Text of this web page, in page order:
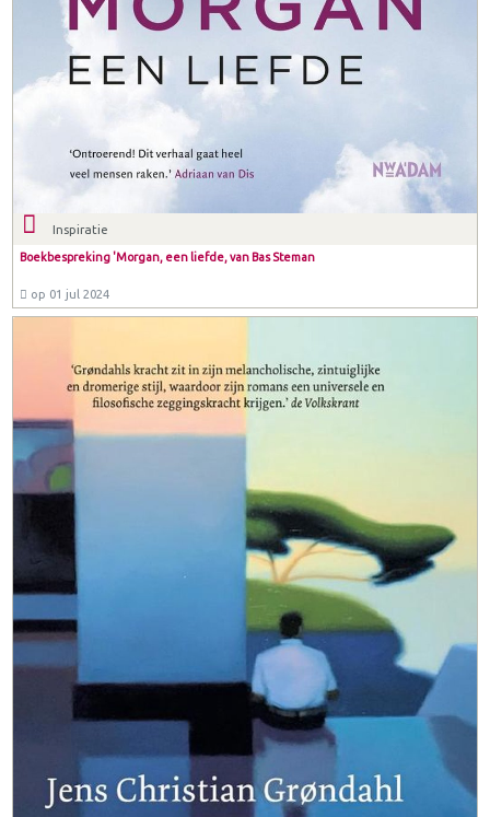
Inspiratie
Boekbespreking 'Morgan, een liefde, van Bas Steman
op 01 jul 2024